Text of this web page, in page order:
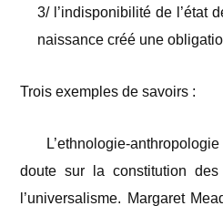
3/ l’indisponibilité de l’état
naissance créé une
Trois exemples de savoirs :
L’ethnologie-
doute sur la constitution
l’universalisme. Margaret